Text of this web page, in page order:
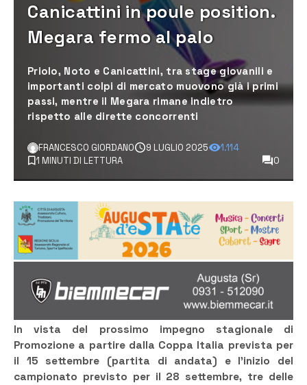
Canicattini in poule position.
Megara fermo al palo
Priolo, Noto e Canicattini, tra stage giovanili e
importanti colpi di mercato muovono già i primi
passi, mentre il Megara rimane indietro
rispetto alle dirette concorrenti
FRANCESCO GIORDANO 9 LUGLIO 2025
1.114
1 MINUTI DI LETTURA
0
In vista del prossimo impegno stagionale di
Promozione a partire dalla Coppa Italia prevista per
il 15 settembre (partita di andata) e l’inizio del
campionato previsto per il 28 settembre, tre delle